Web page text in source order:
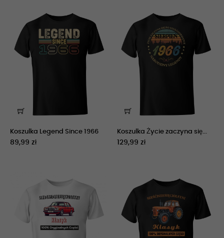
Koszulka Legend Since 1966
89,99 zł
Koszulka Życie zaczyna się...
129,99 zł